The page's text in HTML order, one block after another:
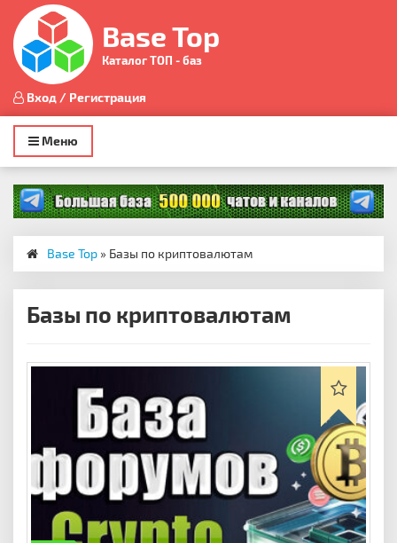
Base Top
Каталог ТОП - баз
Вход / Регистрация
Toggle
navigation
Меню
Base Top » Базы по криптовалютам
Базы по криптовалютам